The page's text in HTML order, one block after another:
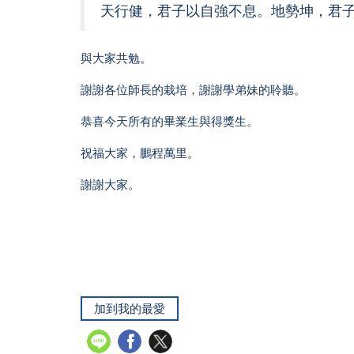
天行健，君子以自強不息。地勢坤，君
與大家共勉。
謝謝各位師長的栽培，謝謝學弟妹的聆聽。
恭喜今天所有的畢業生與得獎生。
祝福大家，鵬程萬里。
謝謝大家。
加到我的最愛